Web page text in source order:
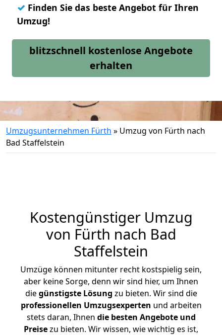
✓ Finden Sie das beste Angebot für Ihren
Umzug!
blitzschnell kostenlose Angebote
erhalten
Umzugsunternehmen Fürth » Umzug von Fürth nach
Bad Staffelstein
Kostengünstiger Umzug
von Fürth nach Bad
Staffelstein
Umzüge können mitunter recht kostspielig sein,
aber keine Sorge, denn wir sind hier, um Ihnen
diegünstigste Lösung zu bieten. Wir sind die
professionellen Umzugsexperten und arbeiten
stets daran, Ihnen die besten Angebote und
Preisezu bieten. Wir wissen, wie wichtig es ist,